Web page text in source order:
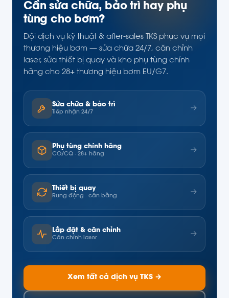
Cần sửa chữa, bảo trì hay phụ
tùng cho bơm?
Đội dịch vụ kỹ thuật & after-sales TKS phục vụ mọi
thương hiệu bơm — sửa chữa 24/7, căn chỉnh
laser, sửa thiết bị quay và kho phụ tùng chính
hãng cho 28+ thương hiệu bơm EU/G7.
Sửa chữa & bảo trì
Tiếp nhận 24/7 →
Phụ tùng chính hãng
CO/CQ · 28+ hãng →
Thiết bị quay
Rung động · cân bằng →
Lắp đặt & căn chỉnh
Căn chỉnh laser →
Xem tất cả dịch vụ TKS →